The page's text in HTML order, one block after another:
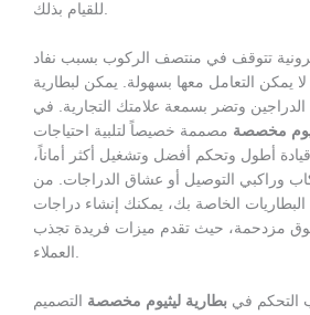
للقيام بذلك.
تتوقف في منتصف الركوب بسبب نفاد
لا يمكن التعامل معها بسهولة. يمكن لبطارية
وتضر بسمعة علامتك التجارية. في
مخصصة مصممة خصيصاً لتلبية احتياجات
أطول وتحكم أفضل وتشغيل أكثر أماناً،
وراكبي التوصيل أو عشاق الدراجات. من
الخاصة بك، يمكنك إنشاء دراجات
مزدحمة، حيث تقدم ميزات فريدة تجذب
التحكم في بطارية ليثيوم مخصصة التصميم